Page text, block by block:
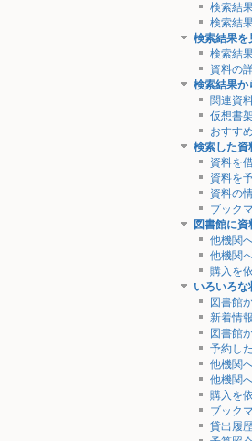
検索結
検索結
検索結果を
検索結
資料の
検索結果か
関連資
仮想書
おすす
検索した資
資料を
資料を
資料の
ブック
図書館に
他機関
他機関
購入を
いろいろな
図書館
新着情報
図書館
予約し
他機関
他機関
購入を
ブック
貸出履